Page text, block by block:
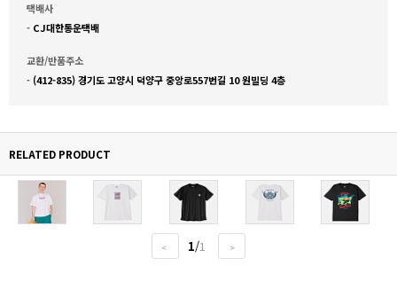
택배사
- CJ대한통운택배
교환/반품주소
- (412-835) 경기도 고양시 덕양구 중앙로557번길 10 원빌딩 4층
RELATED PRODUCT
< 1/1 >